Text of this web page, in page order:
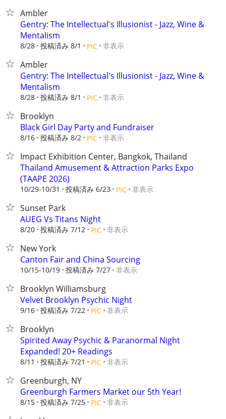
Ambler
Gentry: The Intellectual's Illusionist - Jazz, Wine &
Mentalism
8/28 投稿済み 8/1 PIC 非表示
Ambler
Gentry: The Intellectual's Illusionist - Jazz, Wine &
Mentalism
8/28 投稿済み 8/1 PIC 非表示
Brooklyn
Black Girl Day Party and Fundraiser
8/16 投稿済み 8/2 PIC 非表示
Impact Exhibition Center, Bangkok, Thailand
Thailand Amusement & Attraction Parks Expo
(TAAPE 2026)
10/29-10/31 投稿済み 6/23 PIC 非表示
Sunset Park
AUEG Vs Titans Night
8/20 投稿済み 7/12 PIC 非表示
New York
Canton Fair and China Sourcing
10/15-10/19 投稿済み 7/27 非表示
Brooklyn Williamsburg
Velvet Brooklyn Psychic Night
9/16 投稿済み 7/22 PIC 非表示
Brooklyn
Spirited Away Psychic & Paranormal Night
Expanded! 20+ Readings
8/11 投稿済み 7/21 PIC 非表示
Greenburgh, NY
Greenburgh Farmers Market our 5th Year!
8/15 投稿済み 7/25 PIC 非表示